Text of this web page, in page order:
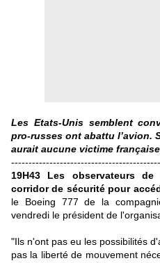
Les Etats-Unis semblent
pro-russes ont abattu l’avion.
aurait aucune victime
19H43 Les observateurs
corridor de sécurité pour
le Boeing 777 de la
vendredi le président de
"Ils n'ont pas eu les possibilités
pas la liberté de mouvement